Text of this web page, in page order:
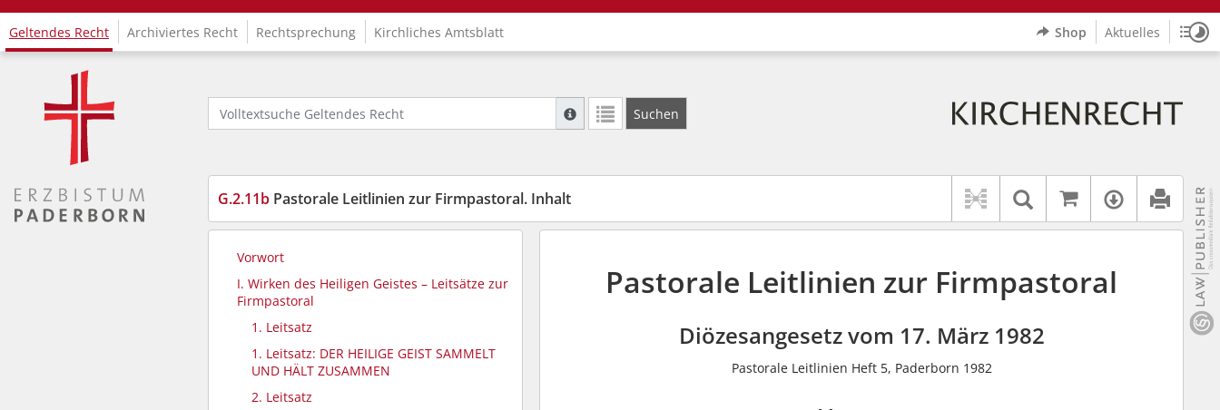
Logo Fachinformationssystem Kirchenrecht
Geltendes Recht Archiviertes Recht Rechtsprechung Kirchliches Amtsblatt Shop Aktuelles
Volltextsuche Geltendes Recht
Suche mit Platzhalter "*", Bsp. Pfarrer*, findet auch: "Pfarrerinitiative" oder "Pfarrerausschuss".
Suchen
G.2.11b Pastorale Leitlinien zur Firmpastoral. Inhalt Textsuche im
Auf
Vorwort
I. Wirken des Heiligen Geistes – Leitsätze zur
Firmpastoral
1. Leitsatz
1. Leitsatz: DER HEILIGE GEIST SAMMELT
UND HÄLT ZUSAMMEN
2. Leitsatz
Pastorale Leitlinien zur Firmpastoral
Diözesangesetz vom 17. März 1982
Pastorale Leitlinien Heft 5, Paderborn 1982
wbv